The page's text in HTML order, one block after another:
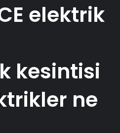
elektrik
kesintisi
ne